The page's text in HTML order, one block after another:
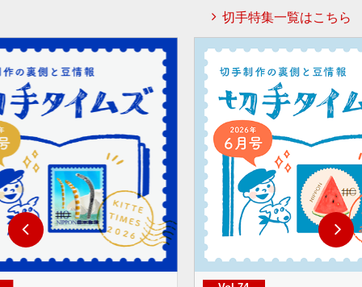
切手特集一覧はこちら